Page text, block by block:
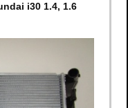
i30 1.4, 1.6